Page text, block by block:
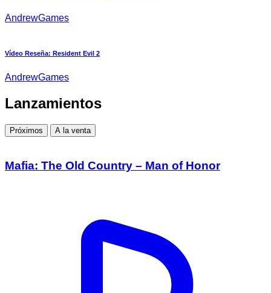
AndrewGames
Vídeo Reseña: Resident Evil 2
AndrewGames
Lanzamientos
Próximos A la venta
Mafia: The Old Country – Man of Honor